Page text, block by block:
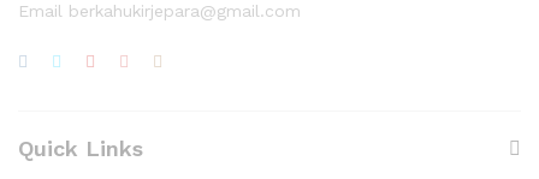
Email berkahukirjepara@gmail.com
Quick Links